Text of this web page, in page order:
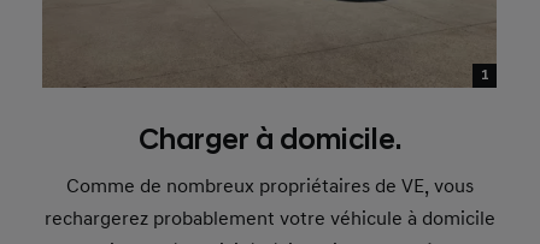
1
Charger à domicile.
Comme de nombreux propriétaires de VE, vous
rechargerez probablement votre véhicule à domicile